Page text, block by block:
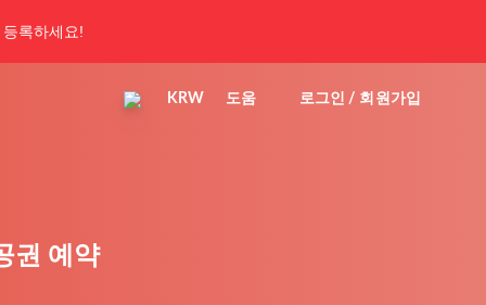
록하세요!
KRW 도움 로그인 / 회원가입
권 예약